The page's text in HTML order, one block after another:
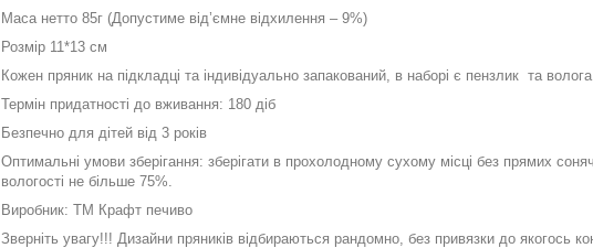
Маса нетто 85г (Допустиме від’ємне відхилення – 9%)
Розмір 11*13 см
Кожен пряник на підкладці та індивідуально запакований, в наборі є пензлик та волога
Термін придатності до вживання: 180 діб
Безпечно для дітей від 3 років
Оптимальні умови зберігання: зберігати в прохолодному сухому місці без прямих
вологості не більше 75%.
Виробник: ТМ Крафт печиво
Зверніть увагу!!! Дизайни пряників відбираються рандомно, без привязки до якогось